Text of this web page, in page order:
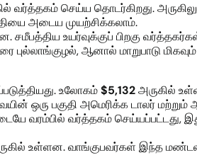
வர்த்தகம் செய்ய தொடர்கிறது.
அடைய முயற்சிக்கலாம்.
சமீபத்திய உயர்வுக்குப் பிறகு
ஆனால் மாறுபாடு
உலோகம்$5,132அருகில்
ஒரு பகுதி அமெரிக்க டாலர்
வரம்பில் வர்த்தகம் செய்யப்பட்டது,
உள்ளன. வாங்குபவர்கள் இந்த